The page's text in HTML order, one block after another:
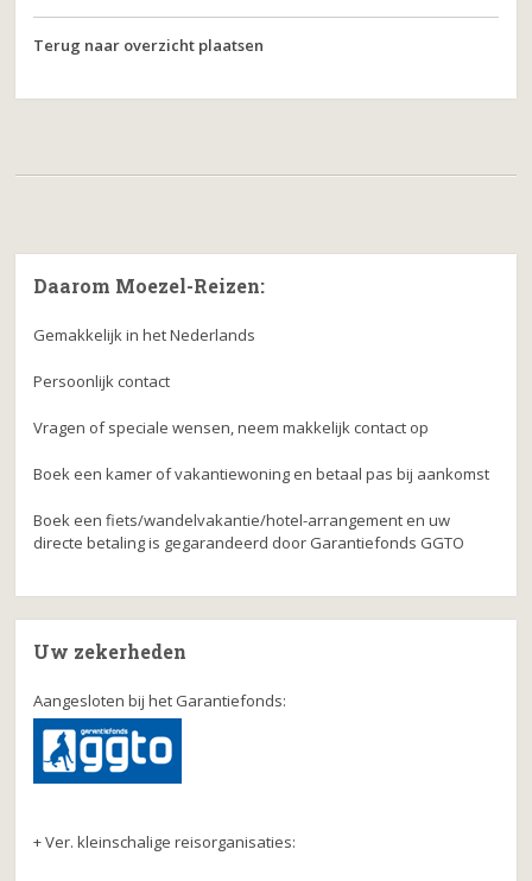
Terug naar overzicht plaatsen
Daarom Moezel-Reizen:
Gemakkelijk in het Nederlands
Persoonlijk contact
Vragen of speciale wensen, neem makkelijk contact op
Boek een kamer of vakantiewoning en betaal pas bij aankomst
Boek een fiets/wandelvakantie/hotel-arrangement en uw
directe betaling is gegarandeerd door Garantiefonds GGTO
Uw zekerheden
Aangesloten bij het Garantiefonds:
+ Ver. kleinschalige reisorganisaties: